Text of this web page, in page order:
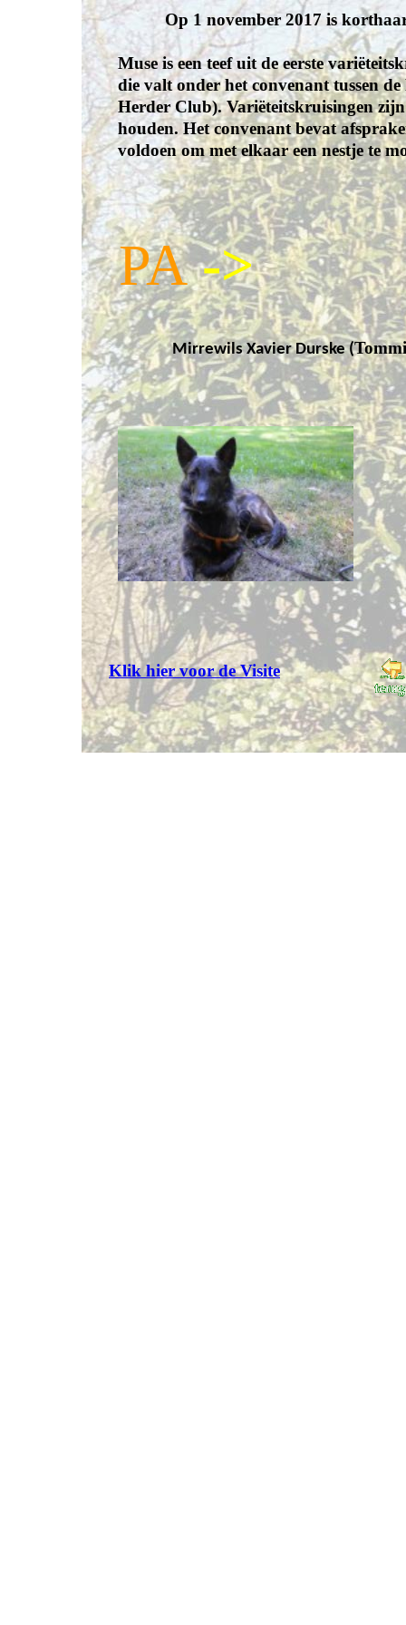
Op 1 november 2017 is
Muse is een teef uit de eerste
die valt onder het convenant tussen
Herder Club). Variëteitskruisingen
houden. Het convenant bevat
voldoen om met elkaar een nestje te
PA ->
Mirrewils Xavier Durske (
Klik hier voor de Visite